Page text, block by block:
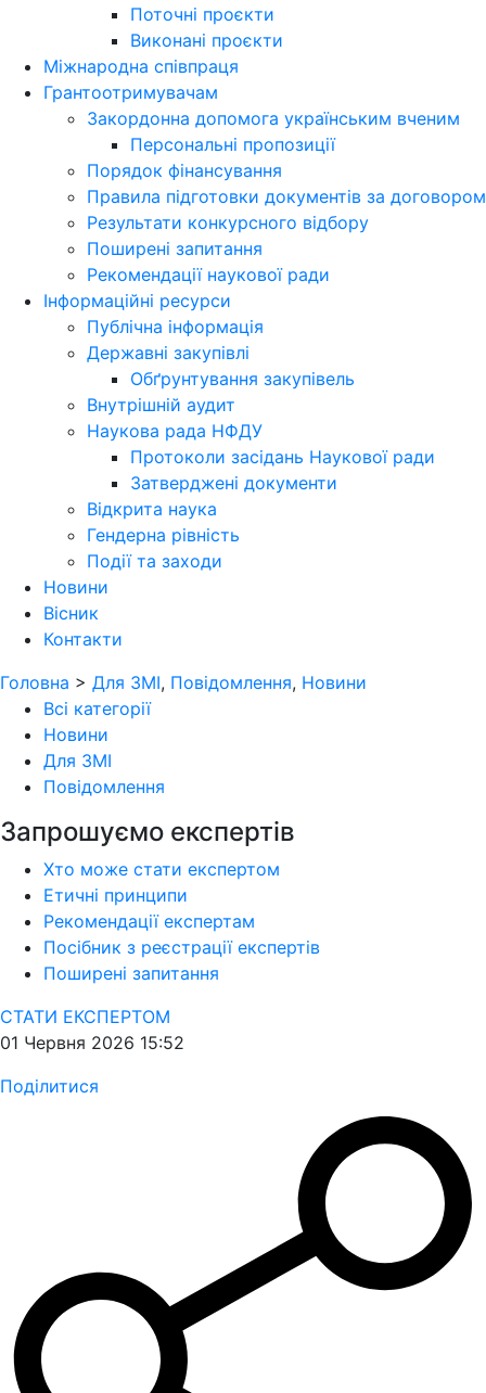
Поточні проєкти
Виконані проєкти
Міжнародна співпраця
Грантоотримувачам
Закордонна допомога українським вченим
Персональні пропозиції
Порядок фінансування
Правила підготовки документів за договором
Результати конкурсного відбору
Поширені запитання
Рекомендації наукової ради
Інформаційні ресурси
Публічна інформація
Державні закупівлі
Обґрунтування закупівель
Внутрішній аудит
Наукова рада НФДУ
Протоколи засідань Наукової ради
Затверджені документи
Відкрита наука
Гендерна рівність
Події та заходи
Новини
Вісник
Контакти
Головна > Для ЗМІ, Повідомлення, Новини
Всі категорії
Новини
Для ЗМІ
Повідомлення
Запрошуємо експертів
Хто може стати експертом
Етичні принципи
Рекомендації експертам
Посібник з реєстрації експертів
Поширені запитання
СТАТИ ЕКСПЕРТОМ
01 Червня 2026 15:52
Поділитися